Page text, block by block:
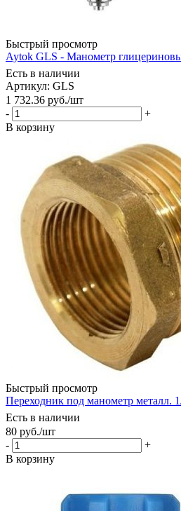
Быстрый просмотр
Aytok GLS - Манометр
Есть в наличии
Артикул: GLS
1 732.36 руб./шт
-
+
В корзину
Быстрый просмотр
Переходник под манометр металл.
Есть в наличии
80 руб./шт
-
+
В корзину